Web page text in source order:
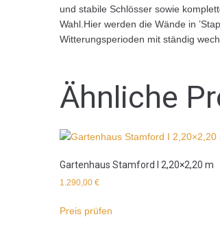
und stabile Schlösser sowie
Wahl.Hier werden die Wände in
Witterungsperioden mit ständig
Ähnliche
Gartenhaus Stamford I 2,20×2,20 m
1.290,00 €
Preis prüfen